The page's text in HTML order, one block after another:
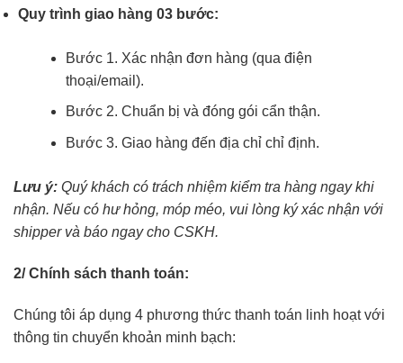
Quy trình giao hàng 03 bước:
Bước 1. Xác nhận đơn hàng (qua điện
thoại/email).
Bước 2. Chuẩn bị và đóng gói cẩn thận.
Bước 3. Giao hàng đến địa chỉ chỉ định.
Lưu ý: Quý khách có trách nhiệm kiểm tra hàng ngay khi
nhận. Nếu có hư hỏng, móp méo, vui lòng ký xác nhận với
shipper và báo ngay cho CSKH.
2/ Chính sách thanh toán:
Chúng tôi áp dụng 4 phương thức thanh toán linh hoạt với
thông tin chuyển khoản minh bạch: